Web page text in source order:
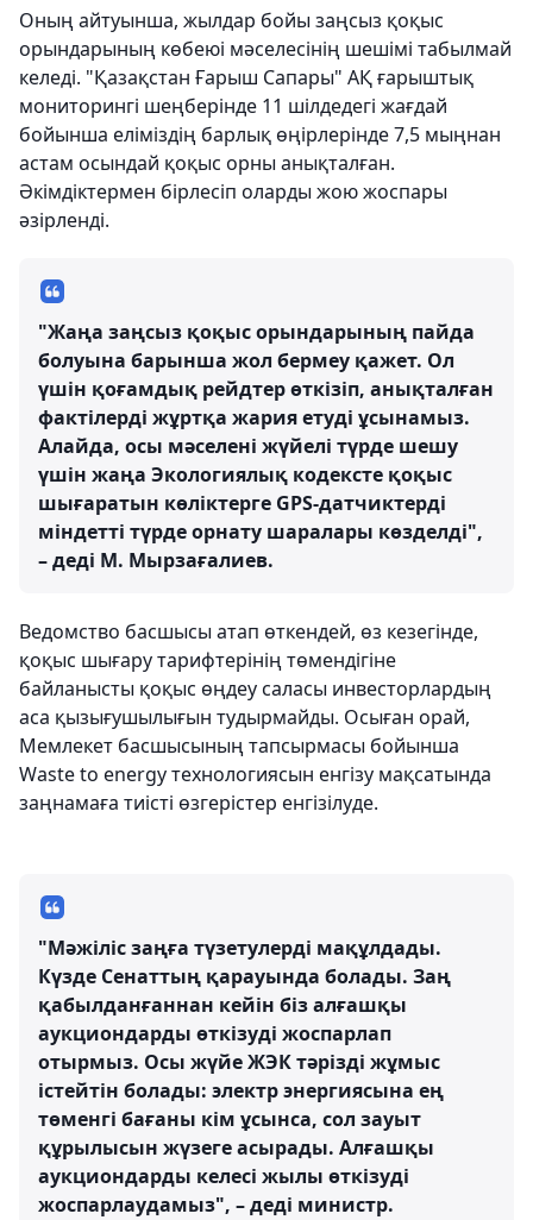
Оның айтуынша, жылдар бойы заңсыз қоқыс
орындарының көбеюі мәселесінің шешімі табылмай
келеді. "Қазақстан Ғарыш Сапары" АҚ ғарыштық
мониторингі шеңберінде 11 шілдедегі жағдай
бойынша еліміздің барлық өңірлерінде 7,5 мыңнан
астам осындай қоқыс орны анықталған.
Әкімдіктермен бірлесіп оларды жою жоспары
әзірленді.
"Жаңа заңсыз қоқыс орындарының пайда
болуына барынша жол бермеу қажет. Ол
үшін қоғамдық рейдтер өткізіп, анықталған
фактілерді жұртқа жария етуді ұсынамыз.
Алайда, осы мәселені жүйелі түрде шешу
үшін жаңа Экологиялық кодексте қоқыс
шығаратын көліктерге GPS-датчиктерді
міндетті түрде орнату шаралары көзделді",
– деді М. Мырзағалиев.
Ведомство басшысы атап өткендей, өз кезегінде,
қоқыс шығару тарифтерінің төмендігіне
байланысты қоқыс өңдеу саласы инвесторлардың
аса қызығушылығын тудырмайды. Осыған орай,
Мемлекет басшысының тапсырмасы бойынша
Waste to energy технологиясын енгізу мақсатында
заңнамаға тиісті өзгерістер енгізілуде.
"Мәжіліс заңға түзетулерді мақұлдады.
Күзде Сенаттың қарауында болады. Заң
қабылданғаннан кейін біз алғашқы
аукциондарды өткізуді жоспарлап
отырмыз. Осы жүйе ЖЭК тәрізді жұмыс
істейтін болады: электр энергиясына ең
төменгі бағаны кім ұсынса, сол зауыт
құрылысын жүзеге асырады. Алғашқы
аукциондарды келесі жылы өткізуді
жоспарлаудамыз", – деді министр.